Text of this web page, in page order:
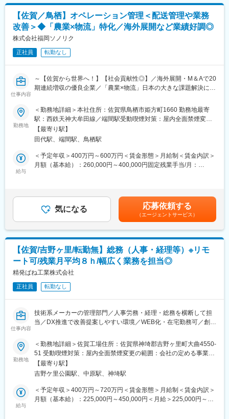
の特許取得や強固なネットワーク構築により、他社には真似でき
ない優位性を持ち、創業から30年でグループ売上高120億円規模
まで成長しました。地方、農業、物流、海外展開など、日本の農
作物の課題に対し、業界をリードしながら積極的に取り組んでい
ます。
入社後は、キャリアアップのため経理業務、経営管理など、幅広
く携わっていただきます。ご経験に応じて業務をお任せいたしま
す。会計ソフトは弥生会計を使用しています。
■入社後の流れ：
入社後はOJT形式にて、同部署の先輩社員より実務を行いながら
教えていく予定です。着実に習熟していくことが可能な環境で
す。
■働き方について：
業時間は約15時間程度となっています。育児休業・介護休業・看
護休暇（男女ともに取得実績あり）について、ライフステージの
変化にも柔軟に対応できる環境です。育休からの復帰後も責任あ
る仕事につく方もいます。
■当社の特徴：
当社は人工知能(AI)活用事業及び人工知能サービスの研究・開発の
ので、月平均で約15時間程度となっています。採用・教育・制度
運用と幅広く業務に携われる為、自分の経験と知見の幅を広げな
がらキャリアアップができます。
【佐賀／鳥栖】オペレーション管理＜配送管理や業務
改善＞◆「農業×物流」特化／海外展開など業績好調◎
株式会社福岡ソノリク
正社員 転勤なし
仕事内容
～【佐賀から世界へ！】【社会貢献性◎】／海外展開・M＆Aで20
期連続増収の優良企業／「農業×物流」日本の大きな課題解決に貢
【業務内容】
・具体的業務としては下記よりスタートいただきますが、将来の
幹部候補として、様々な企画/マネジメント業務にも携わっていた
だきます。
・長期を見据えた募集になるため、素養や親和性のあるご経験を
・運送トラックのルート最適化および指示
（お客様からの受注情報、ドライバーの状況、商品情報、配送先
情報等から最適なルート/最適な人員の配置の実施）
※当社においては、様々な要素を把握したうえで最適な調整を行う
必要があり、例えば飛行機における「航空管制官」のようなイメ
ージが近いものになります。
■組織体制：
当社の物流拠点には既に経験豊富な拠点長が配置されており、あ
なたには次世代のリーダーとして成長していただける環境が整っ
ています。即戦力として拠点長の右腕として活躍することもで
き、微経験の方であれば運行管理業務からスタートし、段階的に
成長していただくことが可能です。
■働き方：
当社は年中無休・24時間体制で運営しており、柔軟なシフト制を
導入しています。社員一人ひとりのライフスタイルに合わせた働
き方を尊重し、ワークライフバランスを重視した環境を提供して
などの福利厚生も充実しています。
勤務地
＜勤務地詳細＞本社住所：佐賀県鳥栖市姫方町1660 勤務地最寄
駅：西鉄天神大牟田線／端間駅受動喫煙対策：屋内全面禁煙変更
の範囲：会社の定める事業所
【最寄り駅】
田代駅、端間駅、鳥栖駅
給与
＜予定年収＞400万円～600万円＜賃金形態＞月給制＜賃金内訳＞
月額（基本給）：260,000円～400,000円固定残業手当/月：
給：年2回（1月、7月）■賞与：年3回（夏、冬、決算期）■役職に
つく場合、役職手当：50,000円賃金はあくまでも目安の金額であ
り、選考を通じて上下する可能性があります。月給(月額)は固定手
当を含めた表記です。
気になる 応募依頼する
（エージェントサービス）
【佐賀/吉野ヶ里/転勤無】総務（人事・経理等）※リモ
ート可/残業月平均８ｈ/幅広く業務を担当◎
精発ばね工業株式会社
正社員 転勤なし
仕事内容
技術系メーカーの管理部門／人事労務・経理・総務を横断して担
当／DX推進で改善提案しやすい環境／WEB化・在宅勤務可／創業
展開
■業務内容：
人事・経理・総務を総合的にご担当いただきます。
・人事：人事労務業務や採用業務がメインになってきます
労務：入退社手続き・人事異動対応・労災手続き等
採用：ｴｰｼﾞｪﾝﾄ対応、新卒・中途採用の面接官等
勤務地
＜勤務地詳細＞佐賀工場住所：佐賀県神埼郡吉野ヶ里町大曲4550-
51 受動喫煙対策：屋内全面禁煙変更の範囲：会社の定める事業所
（リモートワーク含む）
【最寄り駅】
吉野ケ里公園駅、中原駅、神埼駅
給与
＜予定年収＞400万円～720万円＜賃金形態＞月給制＜賃金内訳＞
月額（基本給）：225,000円～450,000円＜月給＞225,000円～